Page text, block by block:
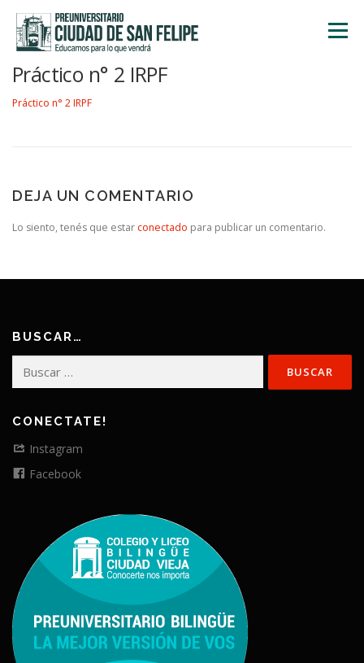
contenido
Menú
Práctico n° 2 IRPF
Práctico n° 2 IRPF
DEJA UN COMENTARIO
Lo siento, tenés que estar conectado para publicar un comentario.
BUSCAR…
CONECTATE!
Instagram
Facebook